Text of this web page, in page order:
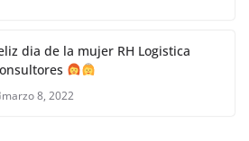
dia de la mujer RH Logistica
marzo 8, 2022